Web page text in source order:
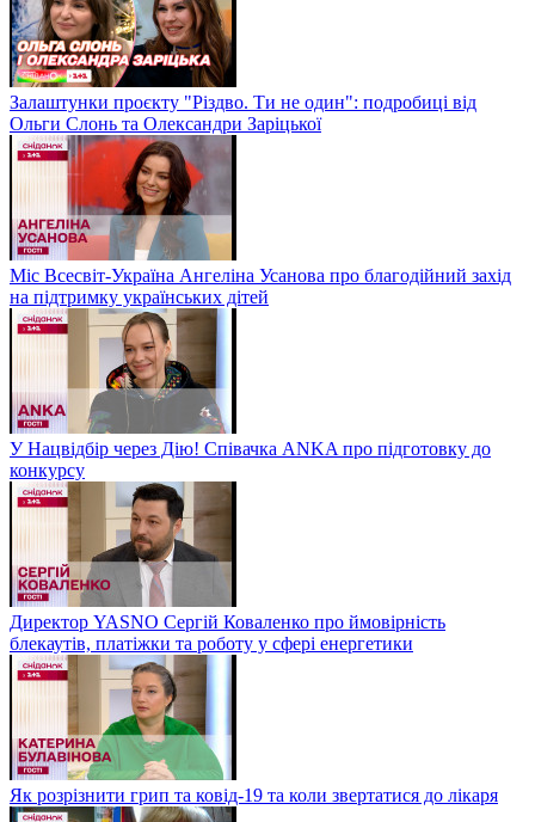
Залаштунки проєкту "Різдво. Ти не один": подробиці від
Ольги Слонь та Олександри Заріцької
Міс Всесвіт-Україна Ангеліна Усанова про благодійний захід
на підтримку українських дітей
У Нацвідбір через Дію! Співачка ANKA про підготовку до
конкурсу
Директор YASNO Сергій Коваленко про ймовірність
блекаутів, платіжки та роботу у сфері енергетики
Як розрізнити грип та ковід-19 та коли звертатися до лікаря